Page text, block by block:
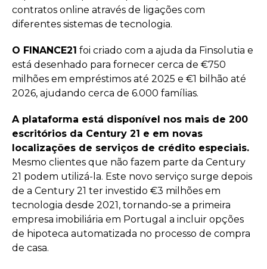
contratos online através de ligações com
diferentes sistemas de tecnologia.
O FINANCE21 foi criado com a ajuda da Finsolutia e
está desenhado para fornecer cerca de €750
milhões em empréstimos até 2025 e €1 bilhão até
2026, ajudando cerca de 6.000 famílias.
A plataforma está disponível nos mais de 200
escritórios da Century 21 e em novas
localizações de serviços de crédito especiais.
Mesmo clientes que não fazem parte da Century
21 podem utilizá-la. Este novo serviço surge depois
de a Century 21 ter investido €3 milhões em
tecnologia desde 2021, tornando-se a primeira
empresa imobiliária em Portugal a incluir opções
de hipoteca automatizada no processo de compra
de casa.